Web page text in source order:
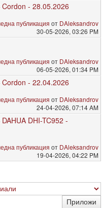
- 28.05.2026
публикация от DAleksandrov
30-05-2026, 03:26 PM
публикация от DAleksandrov
06-05-2026, 01:34 PM
- 22.04.2026
публикация от DAleksandrov
24-04-2026, 07:14 AM
DHI-TC952 -
публикация от DAleksandrov
19-04-2026, 04:22 PM